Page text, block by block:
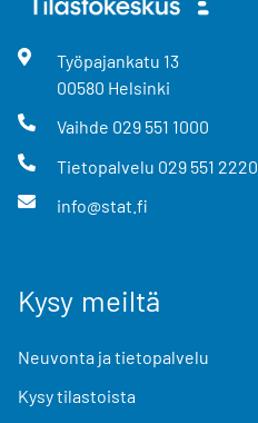
Työpajankatu 13
00580 Helsinki
Vaihde 029 551 1000
Tietopalvelu 029 551 2220
info@stat.fi
Kysy meiltä
Neuvonta ja tietopalvelu
Kysy tilastoista